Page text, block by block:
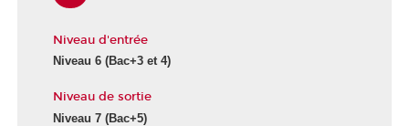
Niveau d'entrée
Niveau 6 (Bac+3 et 4)
Niveau de sortie
Niveau 7 (Bac+5)